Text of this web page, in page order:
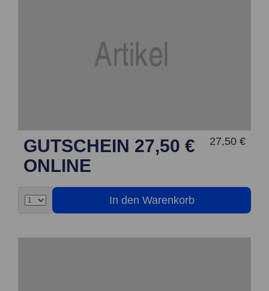
27,50 €
GUTSCHEIN 27,50 €
ONLINE